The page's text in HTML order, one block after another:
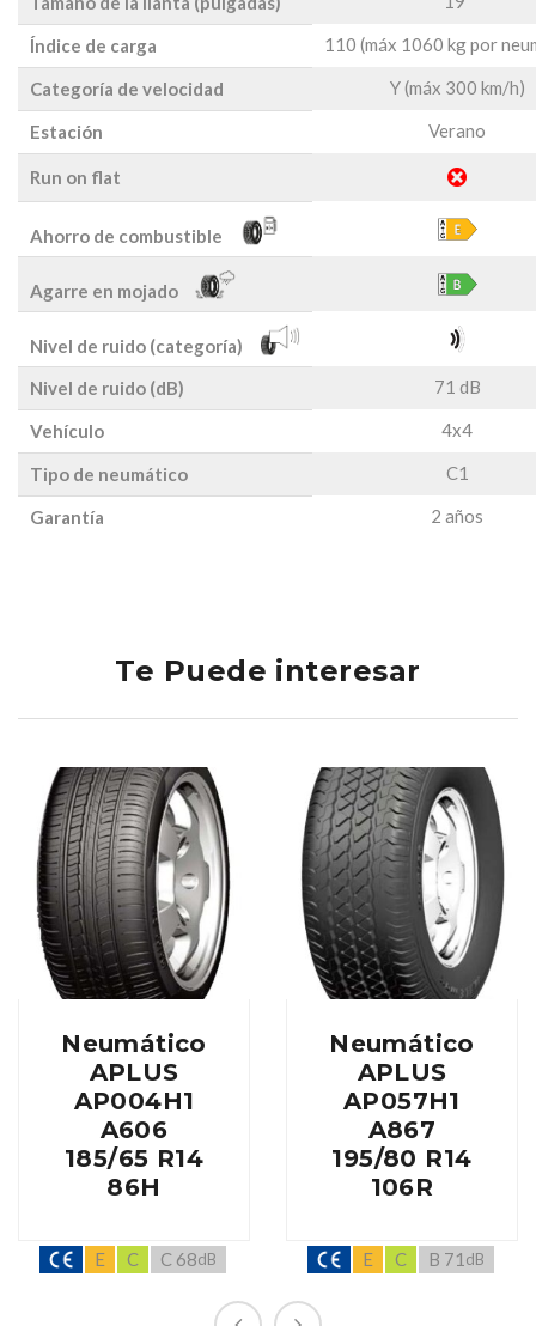
Índice de carga 110 (máx 1060 kg por
Categoría de velocidad Y (máx 300 km/h)
Estación Verano
Run on flat
Ahorro de combustible
Agarre en mojado
Nivel de ruido (categoría)
Nivel de ruido (dB)
71 dB
Vehículo 4x4
Tipo de neumático C1
Garantía 2 años
Te Puede interesar
Neumático
APLUS
AP004H1
A606
185/65 R14
86H
E C C 68dB
Neumático
APLUS
AP057H1
A867
195/80 R14
106R
E C B 71 dB